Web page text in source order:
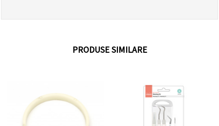
PRODUSE SIMILARE